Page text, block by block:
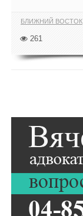
БЛИЖНИЙ ВОСТОК
261